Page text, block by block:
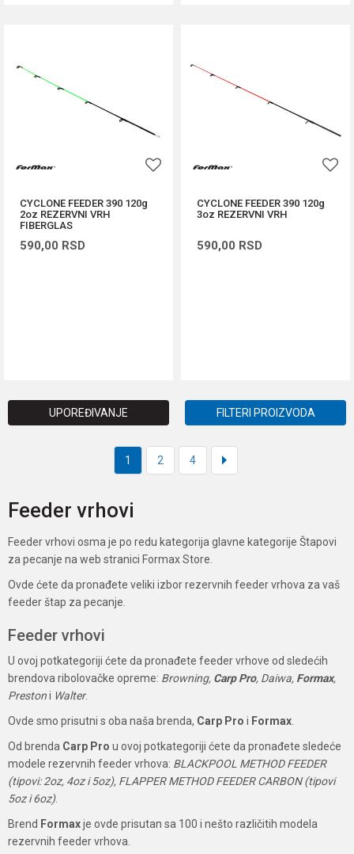
CYCLONE FEEDER 390 120g
2oz REZERVNI VRH
FIBERGLAS
590,00 RSD
CYCLONE FEEDER 390 120g
3oz REZERVNI VRH
590,00 RSD
UPOREĐIVANJE FILTERI PROIZVODA
1 2 4
Feeder vrhovi
Feeder vrhovi osma je po redu kategorija glavne kategorije Štapovi
za pecanje na web stranici Formax Store.
Ovde ćete da pronađete veliki izbor rezervnih feeder vrhova za vaš
feeder štap za pecanje.
Feeder vrhovi
U ovoj potkategoriji ćete da pronađete feeder vrhove od sledećih
brendova ribolovačke opreme: Browning, Carp Pro, Daiwa, Formax,
Prestoni Walter.
Ovde smo prisutni s oba naša brenda, Carp Pro i Formax
Od brenda Carp Pro u ovoj potkategoriji ćete da pronađete sledeće
modele rezervnih feeder vrhova: BLACKPOOL METHOD FEEDER
(tipovi: 2oz, 4oz i 5oz), FLAPPER METHOD FEEDER CARBON (tipovi
5oz i 6oz).
Brend Formaxje ovde prisutan sa 100 i nešto različitih modela
rezervnih feeder vrhova.